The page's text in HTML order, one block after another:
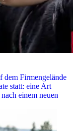
dem Firmengelände
statt: eine Art
einem neuen